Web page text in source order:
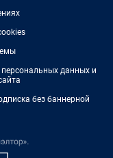
данных и
без баннерной